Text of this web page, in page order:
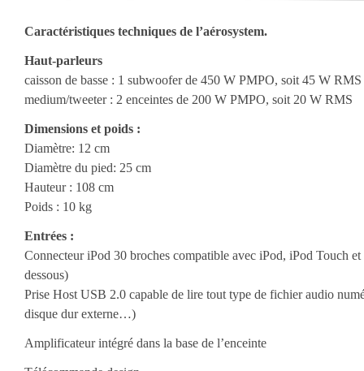
Caractéristiques techniques de l’aérosystem.
Haut-parleurs
caisson de basse : 1 subwoofer de 450 W PMPO, soit 45 W RMS
medium/tweeter : 2 enceintes de 200 W PMPO, soit 20 W RMS
Dimensions et poids :
Diamètre: 12 cm
Diamètre du pied: 25 cm
Hauteur : 108 cm
Poids : 10 kg
Entrées :
Connecteur iPod 30 broches compatible avec iPod, iPod Touch
dessous)
Prise Host USB 2.0 capable de lire tout type de fichier audio
disque dur externe…)
Amplificateur intégré dans la base de l’enceinte